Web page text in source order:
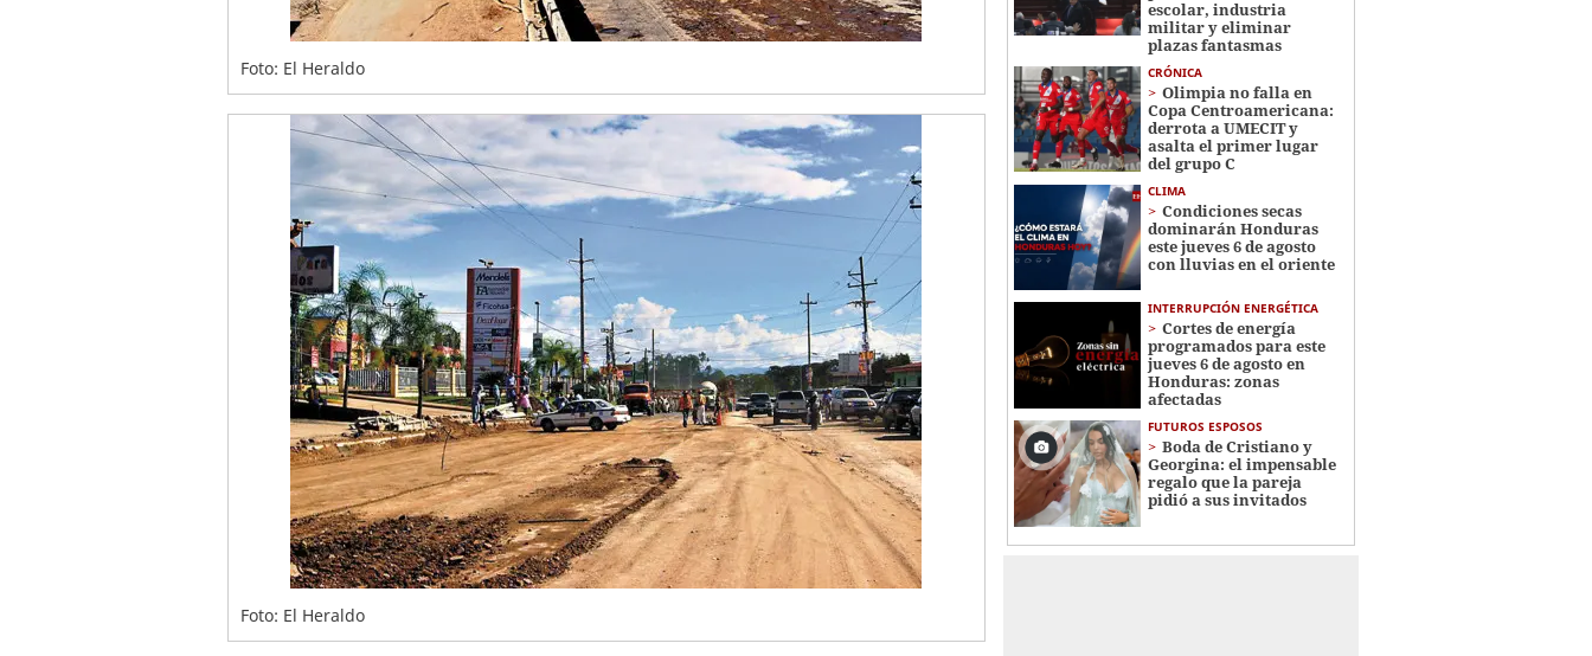
Foto: El Heraldo
Foto: El Heraldo
escolar, industria
militar y eliminar
plazas fantasmas
CRÓNICA
Olimpia no falla en
Copa Centroamericana:
derrota a UMECIT y
asalta el primer lugar
del grupo C
CLIMA
Condiciones secas
dominarán Honduras
este jueves 6 de agosto
con lluvias en el oriente
INTERRUPCIÓN ENERGÉTICA
Cortes de energía
programados para este
jueves 6 de agosto en
Honduras: zonas
afectadas
FUTUROS ESPOSOS
Boda de Cristiano y
Georgina: el impensable
regalo que la pareja
pidió a sus invitados